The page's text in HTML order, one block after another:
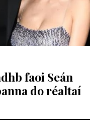
faoi Seán
do réaltaí